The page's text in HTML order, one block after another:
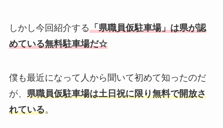
しかし今回紹介する「県職員仮駐車場」は県が認
めている無料駐車場だ☆
僕も最近になって人から聞いて初めて知ったのだ
が、 県職員仮駐車場は土日祝に限り無料で開放さ
れている。